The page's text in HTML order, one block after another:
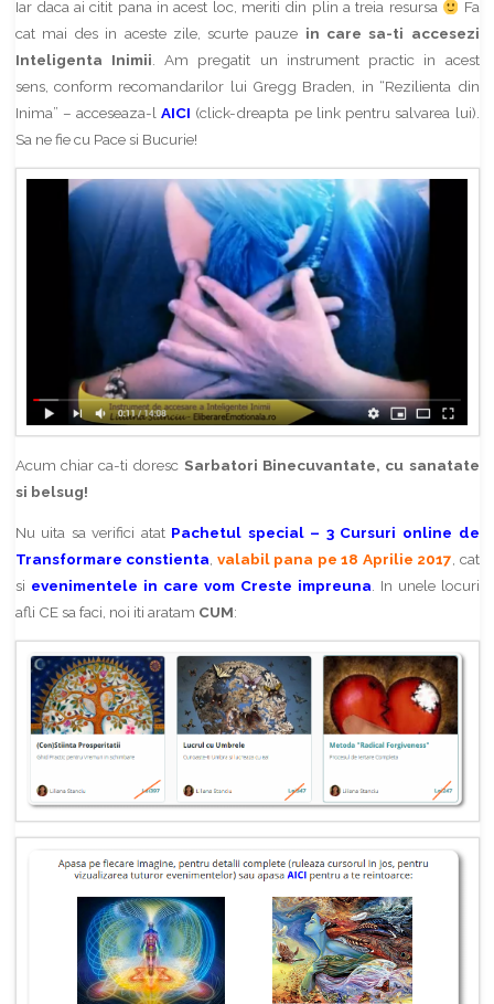
Iar daca ai citit pana in acest loc, meriti din plin a treia resursa
Fa
cat mai des in aceste zile, scurte pauze in care sa-ti accesezi
Inteligenta Inimii. Am pregatit un instrument practic in acest
sens, conform recomandarilor lui Gregg Braden, in “Rezilienta din
Inima” – acceseaza-lAICI (click-dreapta pe link pentru salvarea lui).
Sa ne fie cu Pace si Bucurie!
Acum chiar ca-ti doresc Sarbatori Binecuvantate, cu sanatate
si belsug!
Nu uita sa verifici atat Pachetul special – 3 Cursuri online de
Transformare constienta, valabil pana pe 18 Aprilie 2017, cat
si evenimentele in care vom Creste impreuna. In unele locuri
afli CE sa faci, noi iti aratam CUM: